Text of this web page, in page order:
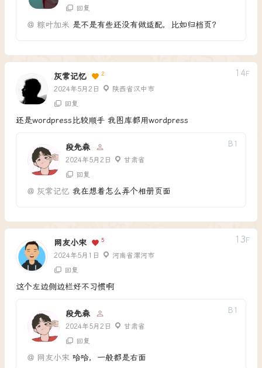
回复
@ 粽叶加米 是不是有些还没有做适配，比如归档页？
灰常记忆 2
2024年5月2日 陕西省汉中市
14F
回复
还是wordpress比较顺手 我图库都用wordpress
段先森
2024年5月2日 甘肃省
B 1
回复
@ 灰常记忆 我在想着怎么弄个相册页面
网友小宋 5
2024年5月1日 河南省漯河市
13 F
回复
这个左边侧边栏好不习惯啊
段先森
2024年5月2日 甘肃省
B 1
回复
@ 网友小宋哈哈，一般都是右面